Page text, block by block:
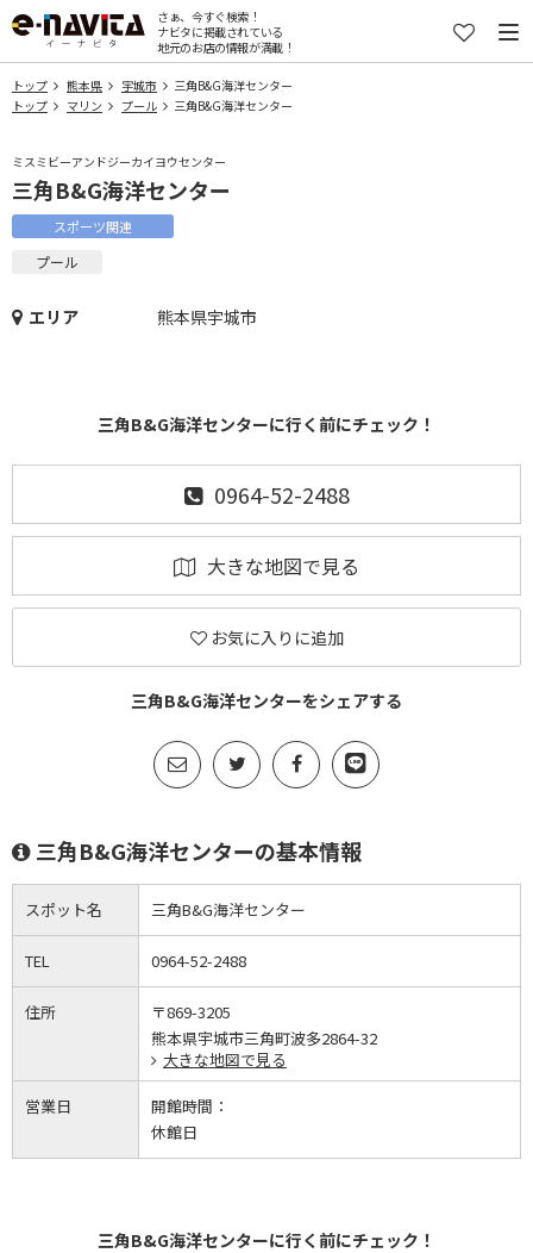
さぁ、今すぐ検索！
ナビタに掲載されている
地元のお店の情報が満載！
トップ 熊本県 宇城市
三角B&G海洋センター
トップ
マリン プール 三角B&G海洋センター
ミスミビーアンドジーカイヨウセンター
三角B&G海洋センター
スポーツ関連
プール
エリア 熊本県宇城市
三角B&G海洋センターに行く前にチェック！
0964-52-2488
大きな地図で見る
お気に入りに追加
三角B&G海洋センターをシェアする
三角B&G海洋センターの基本情報
スポット名 三角B&G海洋センター
TEL 0964-52-2488
住所
〒869-3205
熊本県宇城市三角町波多2864-32
大きな地図で見る
営業日
開館時間：
休館日
三角B&G海洋センターに行く前にチェック！